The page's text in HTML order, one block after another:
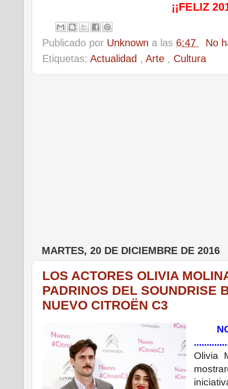
¡¡FELIZ
Publicado por Unknown a las 6:47
No
Etiquetas: Actualidad , Arte , Cultura
MARTES, 20 DE DICIEMBRE DE 2016
LOS ACTORES OLIVIA
PADRINOS DEL SOUNDRISE
NUEVO CITROËN C3
Olivia